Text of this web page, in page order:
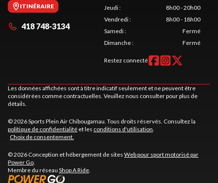
ITINÉRAIRE
418 748-3134
Jeudi:
8h00 - 20h00
Vendredi:
8h00 - 18h00
Samedi:
Fermé
Dimanche: Fermé
Restez connecté
Les données affichées sont à titre indicatif seulement et ne peuvent être
considérées comme contractuelles. Veuillez nous consulter pour plus de
détails.
© 2026 Sports Plein Air Chibougamau. Tous droits réservés. Consultez la
politique de confidentialité et les conditions d'utilisation.
Choix de consentement.
© 2026 Conception et hébergement de sites Web pour sport motorisé par
Power Go.
Membre du réseau Shop A Ride.